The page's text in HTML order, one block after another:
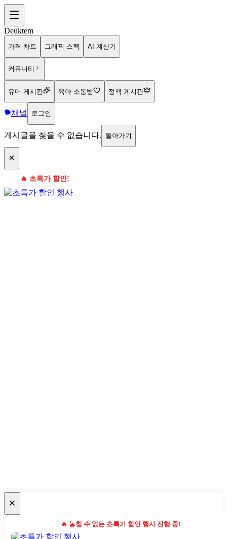
Deuktem
가격 차트 그래픽 스펙 AI 계산기
커뮤니티
유머 게시판 육아 소통방 정책 게시판
채널 로그인
게시글을 찾을 수 없습니다. 돌아가기
🔥 초특가 할인!
🔥 놓칠 수 없는 초특가 할인 행사 진행 중!